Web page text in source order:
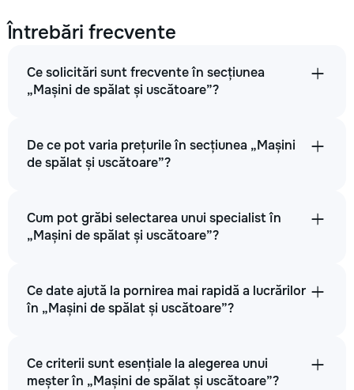
Întrebări frecvente
Ce solicitări sunt frecvente în secțiunea
„Mașini de spălat și uscătoare”?
De ce pot varia prețurile în secțiunea „Mașini
de spălat și uscătoare”?
Cum pot grăbi selectarea unui specialist în
„Mașini de spălat și uscătoare”?
Ce date ajută la pornirea mai rapidă a lucrărilor
în „Mașini de spălat și uscătoare”?
Ce criterii sunt esențiale la alegerea unui
meșter în „Mașini de spălat și uscătoare”?